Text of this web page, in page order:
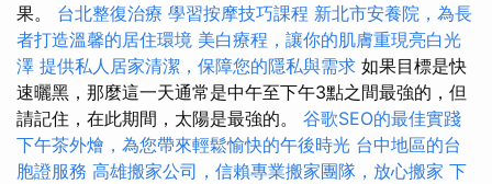
果。 台北整復治療 學習按摩技巧課程 新北市安養院，為長
者打造溫馨的居住環境 美白療程，讓你的肌膚重現亮白光
澤 提供私人居家清潔，保障您的隱私與需求 如果目標是快
速曬黑，那麼這一天通常是中午至下午3點之間最強的，但
請記住，在此期間，太陽是最強的。 谷歌SEO的最佳實踐
下午茶外燴，為您帶來輕鬆愉快的午後時光 台中地區的台
胞證服務 高雄搬家公司，信賴專業搬家團隊，放心搬家 下